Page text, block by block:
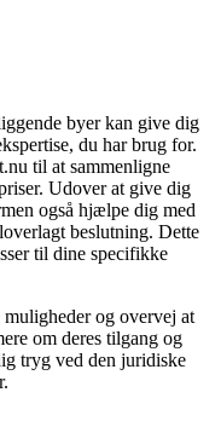
byer kan give dig
du har brug for.
til at sammenligne
Udover at give dig
også hjælpe dig med
beslutning. Dette
til dine specifikke
og overvej at
om deres tilgang og
tryg ved den juridiske